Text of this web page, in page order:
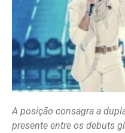
A posição consagra a
presente entre os debuts